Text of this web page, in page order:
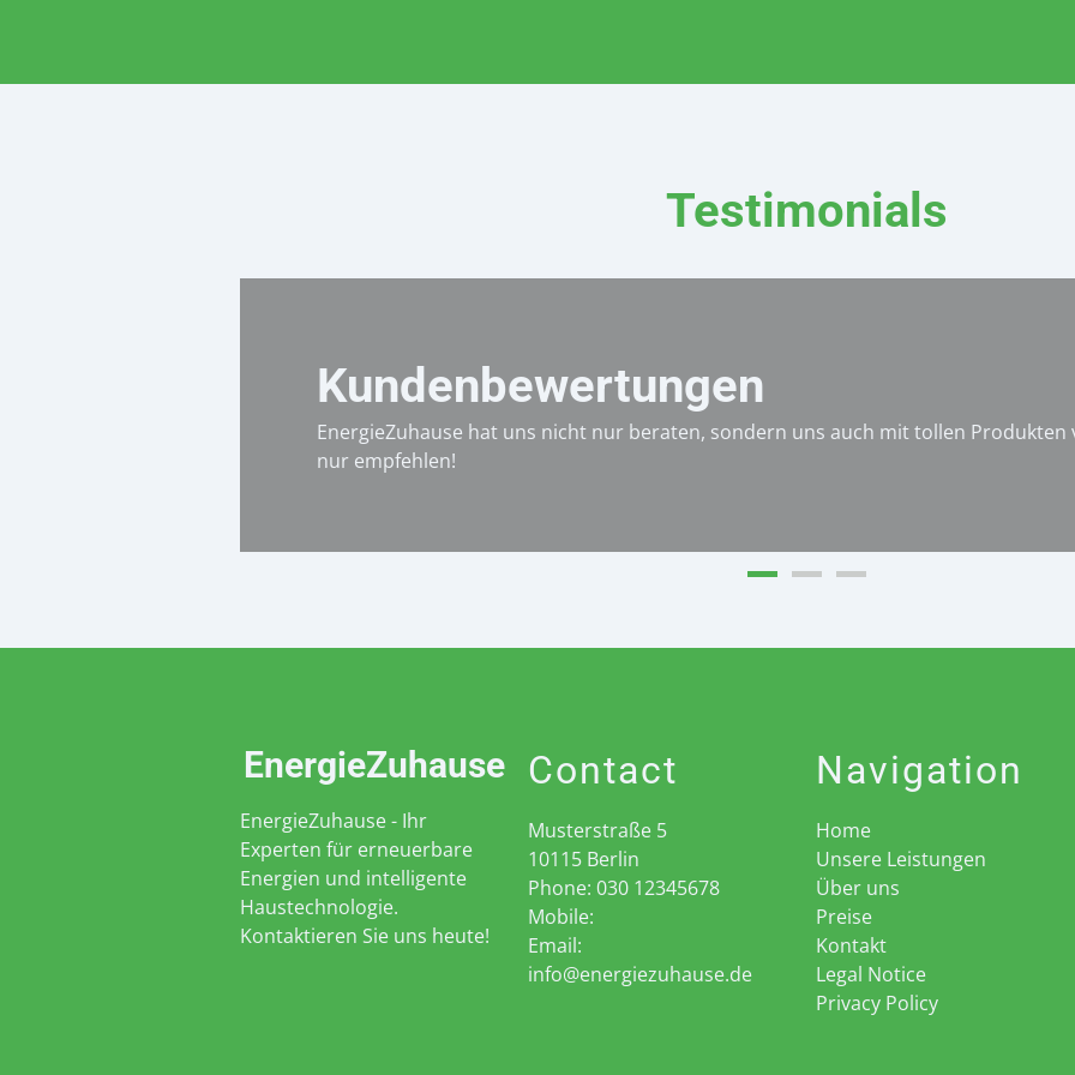
Testimonials
Kundenbewertungen
EnergieZuhause hat uns nicht nur beraten, sondern uns auch mit tollen Produkten
nur empfehlen!
EnergieZuhause
EnergieZuhause - Ihr
Experten für erneuerbare
Energien und intelligente
Haustechnologie.
Kontaktieren Sie uns heute!
Contact
Musterstraße 5
10115 Berlin
Phone: 030 12345678
Mobile:
Email:
info@energiezuhause.de
Navigation
Home
Unsere Leistungen
Über uns
Preise
Kontakt
Legal Notice
Privacy Policy